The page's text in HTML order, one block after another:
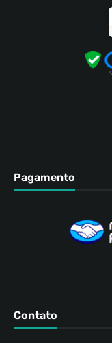
Pagamento
Contato